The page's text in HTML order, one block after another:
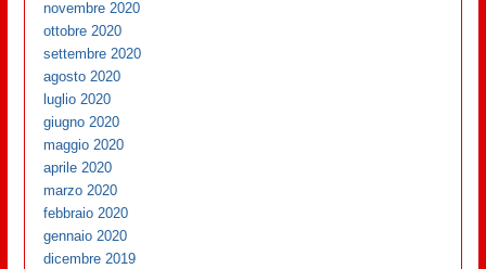
novembre 2020
ottobre 2020
settembre 2020
agosto 2020
luglio 2020
giugno 2020
maggio 2020
aprile 2020
marzo 2020
febbraio 2020
gennaio 2020
dicembre 2019